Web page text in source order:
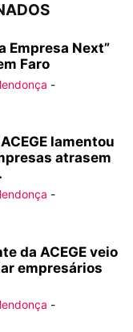
Empresa Next”
Faro
-
lamentou
atrasem
-
da ACEGE veio
empresários
-